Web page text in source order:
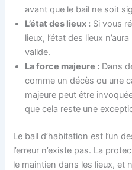
avant que le bail ne soit
L’état des lieux : Si vous
lieux, l’état des lieux
valide.
La force majeure : Dans
comme un décès ou une
majeure peut être
que cela reste une
Le bail d’habitation est l’un
l’erreur n’existe pas. La
le maintien dans les lieux, et